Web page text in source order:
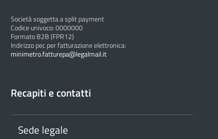
Società soggetta a split payment
Codice univoco: 0000000
Formato B2B (FPR12)
Indirizzo pec per fatturazione elettronica:
minimetro.fatturepa@legalmail.it
Recapiti e contatti
Sede legale